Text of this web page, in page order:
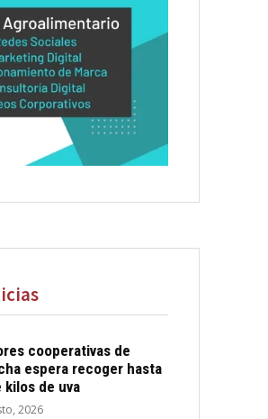
cooperativas de
espera recoger hasta
kilos de uva
2026